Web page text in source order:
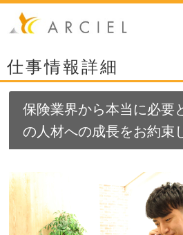
仕事情報詳細
保険業界から本当に必要
の人材への成長をお約束